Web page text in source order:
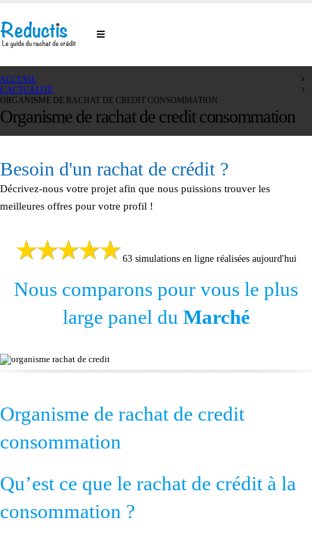
ACCUEIL
L'ACTUALITÉ
ORGANISME DE RACHAT DE CREDIT CONSOMMATION
Organisme de rachat de credit consommation
Besoin d'un rachat de crédit ?
Décrivez-nous votre projet afin que nous puissions trouver les
meilleures offres pour votre profil !
63 simulations en ligne réalisées aujourd'hui
Nous comparons pour vous le plus
large panel du Marché
Organisme de rachat de credit
consommation
Qu’est ce que le rachat de crédit à la
consommation ?